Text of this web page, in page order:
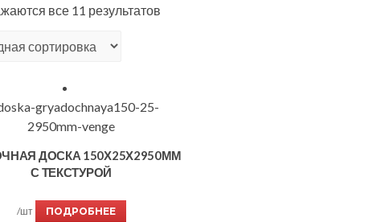
все 11 результатов
ДОСКА 150Х25Х2950ММ
С ТЕКСТУРОЙ
/шт ПОДРОБНЕЕ